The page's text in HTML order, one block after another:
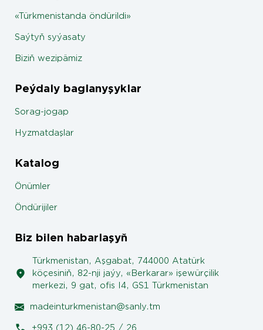
«Türkmenistanda öndürildi»
Saýtyň syýasaty
Biziň wezipämiz
Peýdaly baglanyşyklar
Sorag-jogap
Hyzmatdaşlar
Katalog
Önümler
Öndürijiler
Biz bilen habarlaşyň
Türkmenistan, Aşgabat, 744000 Atatürk
köçesiniň, 82-nji jaýy, «Berkarar» işewürçilik
merkezi, 9 gat, ofis I4, GS1 Türkmenistan
madeinturkmenistan@sanly.tm
+993 (12) 46-80-25 / 26